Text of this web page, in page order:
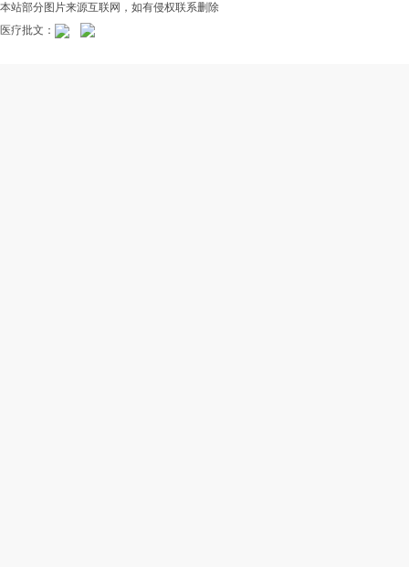
本站部分图片来源互联网，如有侵权联系删除
医疗批文：